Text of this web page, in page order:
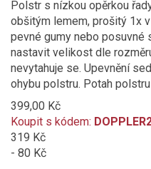
Polstr s nízkou opěrkou
obšitým lemem, prošitý 1x
pevné gumy nebo posuvné
nastavit velikost dle
nevytahuje se. Upevnění
ohybu polstru. Potah
399,00 Kč
Koupit s kódem:
319 Kč
- 80 Kč